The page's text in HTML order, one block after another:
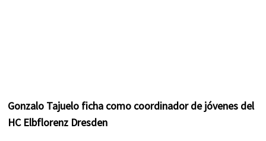
Gonzalo Tajuelo ficha como coordinador de jóvenes del
HC Elbflorenz Dresden